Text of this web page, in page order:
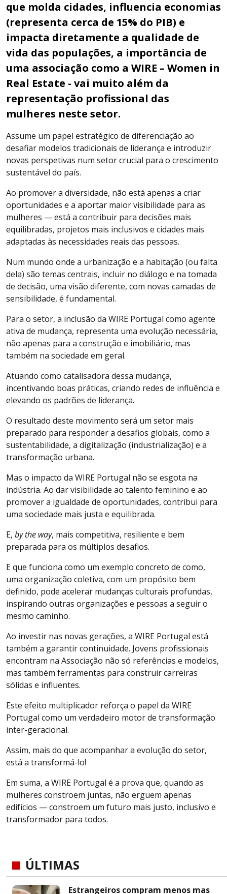
que molda cidades, influencia economias
(representa cerca de 15% do PIB) e
impacta diretamente a qualidade de
vida das populações, a importância de
uma associação como a WIRE – Women in
Real Estate - vai muito além da
representação profissional das
mulheres neste setor.
Assume um papel estratégico de diferenciação ao
desafiar modelos tradicionais de liderança e introduzir
novas perspetivas num setor crucial para o crescimento
sustentável do país.
Ao promover a diversidade, não está apenas a criar
oportunidades e a aportar maior visibilidade para as
mulheres — está a contribuir para decisões mais
equilibradas, projetos mais inclusivos e cidades mais
adaptadas às necessidades reais das pessoas.
Num mundo onde a urbanização e a habitação (ou falta
dela) são temas centrais, incluir no diálogo e na tomada
de decisão, uma visão diferente, com novas camadas de
sensibilidade, é fundamental.
Para o setor, a inclusão da WIRE Portugal como agente
ativa de mudança, representa uma evolução necessária,
não apenas para a construção e imobiliário, mas
também na sociedade em geral.
Atuando como catalisadora dessa mudança,
incentivando boas práticas, criando redes de influência e
elevando os padrões de liderança.
O resultado deste movimento será um setor mais
preparado para responder a desafios globais, como a
sustentabilidade, a digitalização (industrialização) e a
transformação urbana.
Mas o impacto da WIRE Portugal não se esgota na
indústria. Ao dar visibilidade ao talento feminino e ao
promover a igualdade de oportunidades, contribui para
uma sociedade mais justa e equilibrada.
E, by the way, mais competitiva, resiliente e bem
preparada para os múltiplos desafios.
E que funciona como um exemplo concreto de como,
uma organização coletiva, com um propósito bem
definido, pode acelerar mudanças culturais profundas,
inspirando outras organizações e pessoas a seguir o
mesmo caminho.
Ao investir nas novas gerações, a WIRE Portugal está
também a garantir continuidade. Jovens profissionais
encontram na Associação não só referências e modelos,
mas também ferramentas para construir carreiras
sólidas e influentes.
Este efeito multiplicador reforça o papel da WIRE
Portugal como um verdadeiro motor de transformação
inter-geracional.
Assim, mais do que acompanhar a evolução do setor,
está a transformá-lo!
Em suma, a WIRE Portugal é a prova que, quando as
mulheres constroem juntas, não erguem apenas
edifícios — constroem um futuro mais justo, inclusivo e
transformador para todos.
ÚLTIMAS
Estrangeiros compram menos mas